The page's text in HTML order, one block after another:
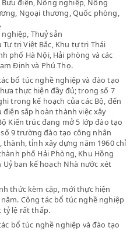
nghiệp nặng, Công nghiệp nhẹ,
và Bưu điện, Nông nghiệp,
Ngoại thương, Quốc
nghiệp, Thuỷ sản
Tự trị Việt Bắc, Khu tự trị
phố Hà Nội, Hải phòng và
Nam Định và Phú Thọ.
tác bổ túc nghề nghiệp và
chưa thực hiện đầy đủ; trong
ghi trong kế hoạch của các
điện sắp hoàn thành việc
Bộ Kiến trúc đang mở 5 lớp
số 9 trường đào tạo công
thành, tỉnh xây dựng năm
thành phố Hải Phòng, Khu
Uỷ ban kế hoạch Nhà nước